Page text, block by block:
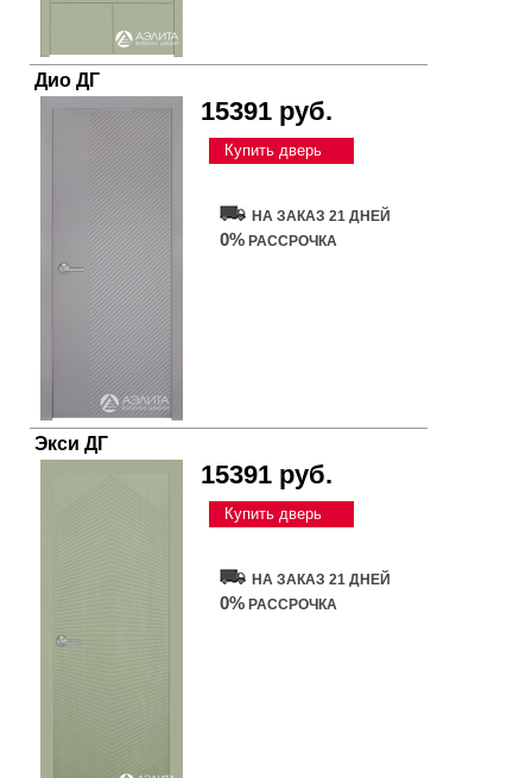
Дио ДГ
15391 руб.
Купить дверь
НА ЗАКАЗ 21 ДНЕЙ
0% РАССРОЧКА
Экси ДГ
15391 руб.
Купить дверь
НА ЗАКАЗ 21 ДНЕЙ
0% РАССРОЧКА